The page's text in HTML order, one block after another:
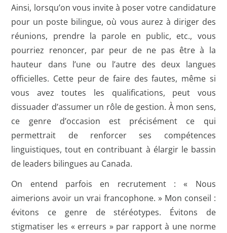
Ainsi, lorsqu’on vous invite à poser votre candidature
pour un poste bilingue, où vous aurez à diriger des
réunions, prendre la parole en public, etc., vous
pourriez renoncer, par peur de ne pas être à la
hauteur dans l’une ou l’autre des deux langues
officielles. Cette peur de faire des fautes, même si
vous avez toutes les qualifications, peut vous
dissuader d’assumer un rôle de gestion. À mon sens,
ce genre d’occasion est précisément ce qui
permettrait de renforcer ses compétences
linguistiques, tout en contribuant à élargir le bassin
de leaders bilingues au Canada.
On entend parfois en recrutement : « Nous
aimerions avoir un vrai francophone. » Mon conseil :
évitons ce genre de stéréotypes. Évitons de
stigmatiser les « erreurs » par rapport à une norme